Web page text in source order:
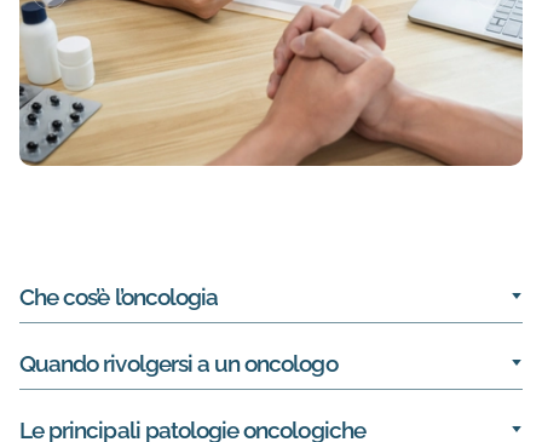
Che cos’è l’oncologia
Quando rivolgersi a un oncologo
Le principali patologie oncologiche